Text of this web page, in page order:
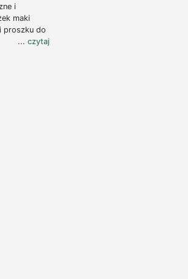
i
maki
proszku do
czytaj